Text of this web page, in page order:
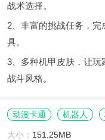
战术选择。
2、丰富的挑战任务，
具。
3、多种机甲皮肤，让
战斗风格。
动漫卡通 机器人
大小： 151.25MB